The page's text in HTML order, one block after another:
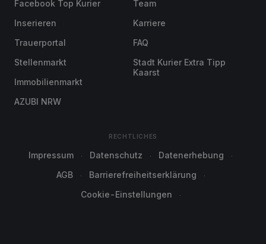
Facebook Top Kurier
Inserieren
Trauerportal
Stellenmarkt
Immobilienmarkt
AZUBI NRW
Team
Karriere
FAQ
Stadt Kurier Extra Tipp
Kaarst
RECHTLICHES
Impressum Datenschutz
Datenerhebung
AGB
Barrierefreiheitserklärung
Cookie-Einstellungen